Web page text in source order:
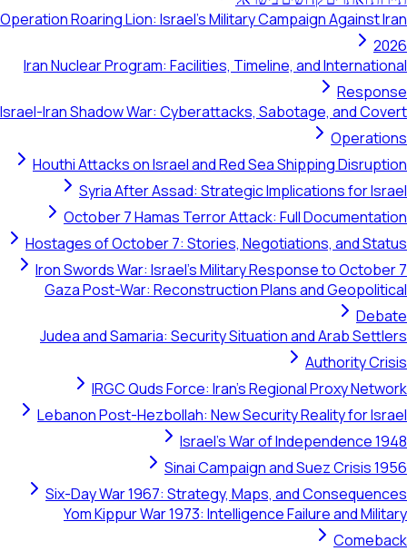
Operation Roaring Lion: Israel's Military Campaign Against Iran
2026
Iran Nuclear Program: Facilities, Timeline, and International
Response
Israel-Iran Shadow War: Cyberattacks, Sabotage, and Covert
Operations
Houthi Attacks on Israel and Red Sea Shipping Disruption
Syria After Assad: Strategic Implications for Israel
October 7 Hamas Terror Attack: Full Documentation
Hostages of October 7: Stories, Negotiations, and Status
Iron Swords War: Israel's Military Response to October 7
Gaza Post-War: Reconstruction Plans and Geopolitical
Debate
Judea and Samaria: Security Situation and Arab Settlers
Authority Crisis
IRGC Quds Force: Iran's Regional Proxy Network
Lebanon Post-Hezbollah: New Security Reality for Israel
Israel's War of Independence 1948
Sinai Campaign and Suez Crisis 1956
Six-Day War 1967: Strategy, Maps, and Consequences
Yom Kippur War 1973: Intelligence Failure and Military
Comeback